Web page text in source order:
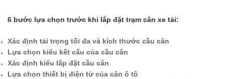
6 bước lựa chọn trước khi lắp đặt trạm cân xe tải:
Xác định tải trọng tối đa và kích thước cầu cân
Lựa chọn kiểu kết cấu của cầu cân
Xác định kiểu lắp đặt cầu cân
Lựa chọn thiết bị điện tử của cân ô tô